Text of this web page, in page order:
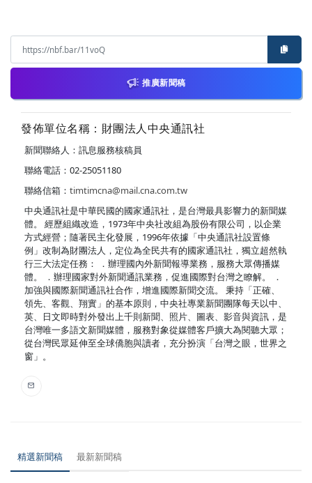
推廣新聞稿
發佈單位名稱：財團法人中央通訊社
新聞聯絡人：訊息服務核稿員
聯絡電話：02-25051180
聯絡信箱： timtimcna@mail.cna.com.tw
中央通訊社是中華民國的國家通訊社，是台灣最具影響力的新聞媒
體。 經歷組織改造，1973年中央社改組為股份有限公司，以企業
方式經營；隨著民主化發展，1996年依據「中央通訊社設置條
例」改制為財團法人，定位為全民共有的國家通訊社，獨立超然執
行三大法定任務： ．辦理國內外新聞報導業務，服務大眾傳播媒
體。 ．辦理國家對外新聞通訊業務，促進國際對台灣之瞭解。 ．
加強與國際新聞通訊社合作，增進國際新聞交流。 秉持「正確、
領先、客觀、翔實」的基本原則，中央社專業新聞團隊每天以中、
英、日文即時對外發出上千則新聞、照片、圖表、影音與資訊，是
台灣唯一多語文新聞媒體，服務對象從媒體客戶擴大為閱聽大眾；
從台灣民眾延伸至全球僑胞與讀者，充分扮演「台灣之眼，世界之
窗」。
精選新聞稿 最新新聞稿